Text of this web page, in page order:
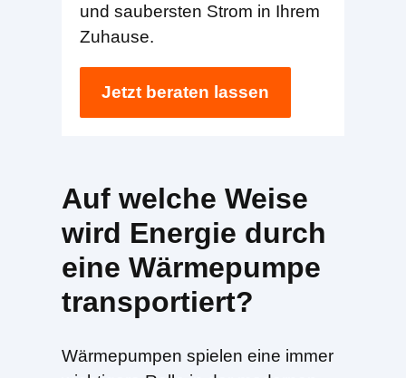
und saubersten Strom in Ihrem
Zuhause.
Jetzt beraten lassen
Auf welche Weise
wird Energie durch
eine Wärmepumpe
transportiert?
Wärmepumpen spielen eine immer